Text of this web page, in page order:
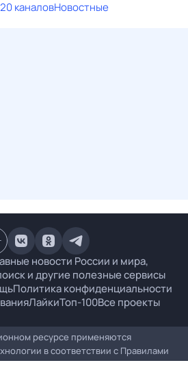
20 каналовНовостные
новости России и мира,
и другие полезные сервисы
Политика конфиденциальности
ЛайкиТоп-100Все проекты
ресурсе применяются
в соответствии с Правилами